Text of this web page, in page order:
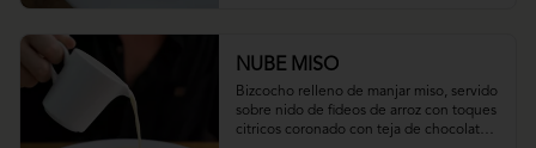
NUBE MISO
Bizcocho relleno de manjar miso, servido
sobre nido de fideos de arroz con toques
citricos coronado con teja de chocolate